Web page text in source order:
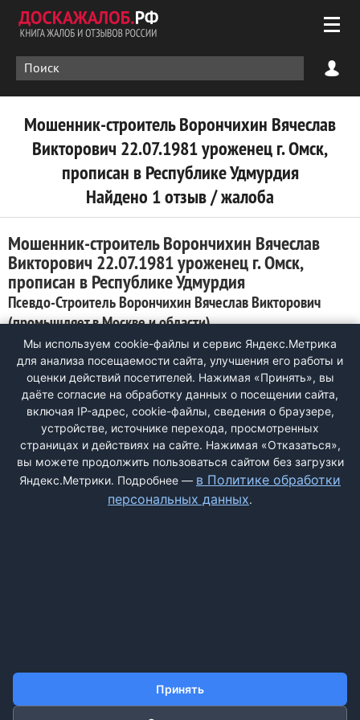
Мошенник-строитель Ворончихин Вячеслав
Викторович 22.07.1981 уроженец г. Омск,
прописан в Республике Удмурдия
Найдено 1 отзыв / жалоба
Мошенник-строитель Ворончихин Вячеслав
Викторович 22.07.1981 уроженец г. Омск,
прописан в Республике Удмурдия
Псевдо-Строитель Ворончихин Вячеслав Викторович
(промышляет в Москве и области)
1
Будьте бдительны и не попадитесь на мошеннические
действия "криворукого" мошенника Ворончихина. На вид
обычный молодой человек, действует очень хитро,
придумывает разные истории для того чтобы вытянуть с Вас
как можно больше денег, при этом не выполнив свои
обязательства, а если и ...
ПОЛИТИКА ОБРАБОТКИ ПЕРСОНАЛЬНЫХ ДАННЫХ
Мы используем cookie-файлы и сервис Яндекс.Метрика
для анализа посещаемости сайта, улучшения его работы и
оценки действий посетителей. Нажимая «Принять», вы
даёте согласие на обработку данных о посещении сайта,
включая IP-адрес, cookie-файлы, сведения о браузере,
устройстве, источнике перехода, просмотренных
страницах и действиях на сайте. Нажимая «Отказаться»,
вы можете продолжить пользоваться сайтом без загрузки
Яндекс.Метрики. Подробнее — в Политике обработки
персональных данных.
Принять